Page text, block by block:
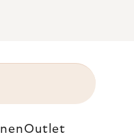
Outlet